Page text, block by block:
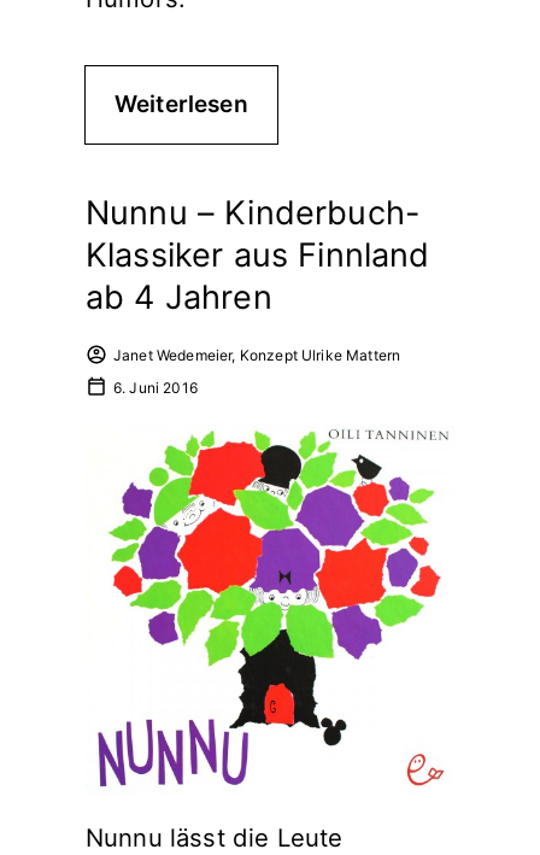
Weiterlesen
Nunnu – Kinderbuch-
Klassiker aus Finnland
ab 4 Jahren
Janet Wedemeier, Konzept Ulrike Mattern
6. Juni 2016
Nunnu lässt die Leute